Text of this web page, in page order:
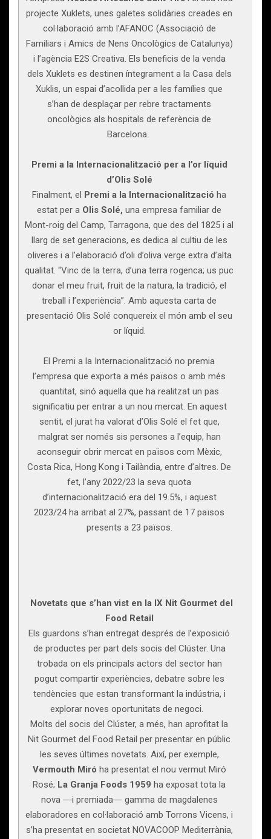
projecte Xuklets, unes galetes solidàries creades en
col·laboració amb l’AFANOC (Associació de
Familiars i Amics de Nens Oncològics de Catalunya)
i l’agència E2S Creativa. Els beneficis de la venda
dels Xuklets es destinen íntegrament a la Casa dels
Xuklis, un espai d’acollida per a les famílies que
s’han de desplaçar per rebre tractaments
oncològics als hospitals de referència de
Barcelona.
Premi a la Internacionalització per a l’or líquid
d’Olis Solé
Finalment, el Premi a la Internacionalització ha
estat per a Olis Solé, una empresa familiar de
Mont-roig del Camp, Tarragona, que des del 1825 i al
llarg de set generacions, es dedica al cultiu de les
oliveres i a l’elaboració d’oli d’oliva verge extra d’alta
qualitat. “Vinc de la terra, d’una terra rogenca; us puc
donar el meu fruit, fruit de la natura, la tradició, el
treball i l’experiència”. Amb aquesta carta de
presentació Olis Solé conquereix el món amb el seu
or líquid.
El Premi a la Internacionalització no premia
l’empresa que exporta a més països o amb més
quantitat, sinó aquella que ha realitzat un pas
significatiu per entrar a un nou mercat. En aquest
sentit, el jurat ha valorat d’Olis Solé el fet que,
malgrat ser només sis persones a l’equip, han
aconseguir obrir mercat en països com Mèxic,
Costa Rica, Hong Kong i Tailàndia, entre d’altres. De
fet, l’any 2022/23 la seva quota
d’internacionalització era del 19.5%, i aquest
2023/24 ha arribat al 27%, passant de 17 països
presents a 23 països.
Novetats que s’han vist en la IX Nit Gourmet del
Food Retail
Els guardons s’han entregat després de l’exposició
de productes per part dels socis del Clúster. Una
trobada on els principals actors del sector han
pogut compartir experiències, debatre sobre les
tendències que estan transformant la indústria, i
explorar noves oportunitats de negoci.
Molts del socis del Clúster, a més, han aprofitat la
Nit Gourmet del Food Retail per presentar en públic
les seves últimes novetats. Així, per exemple,
Vermouth Miró ha presentat el nou vermut Miró
Rosé; La Granja Foods 1959 ha exposat tota la
nova ―i premiada― gamma de magdalenes
elaboradores en col·laboració amb Torrons Vicens, i
s’ha presentat en societat NOVACOOP Mediterrània,